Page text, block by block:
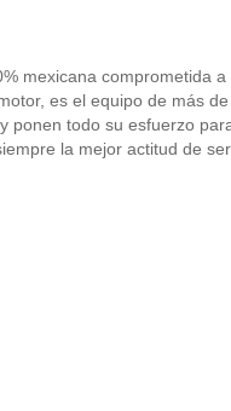
mexicana comprometida a
es el equipo de más
ponen todo su esfuerzo
la mejor actitud de